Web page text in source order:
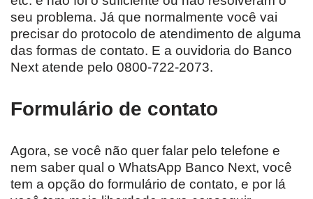
seu problema. Já que normalmente você vai
precisar do protocolo de atendimento de alguma
das formas de contato. E a ouvidoria do Banco
Next atende pelo 0800-722-2073.
Formulário de contato
Agora, se você não quer falar pelo telefone e
nem saber qual o WhatsApp Banco Next, você
tem a opção do formulário de contato, e por lá